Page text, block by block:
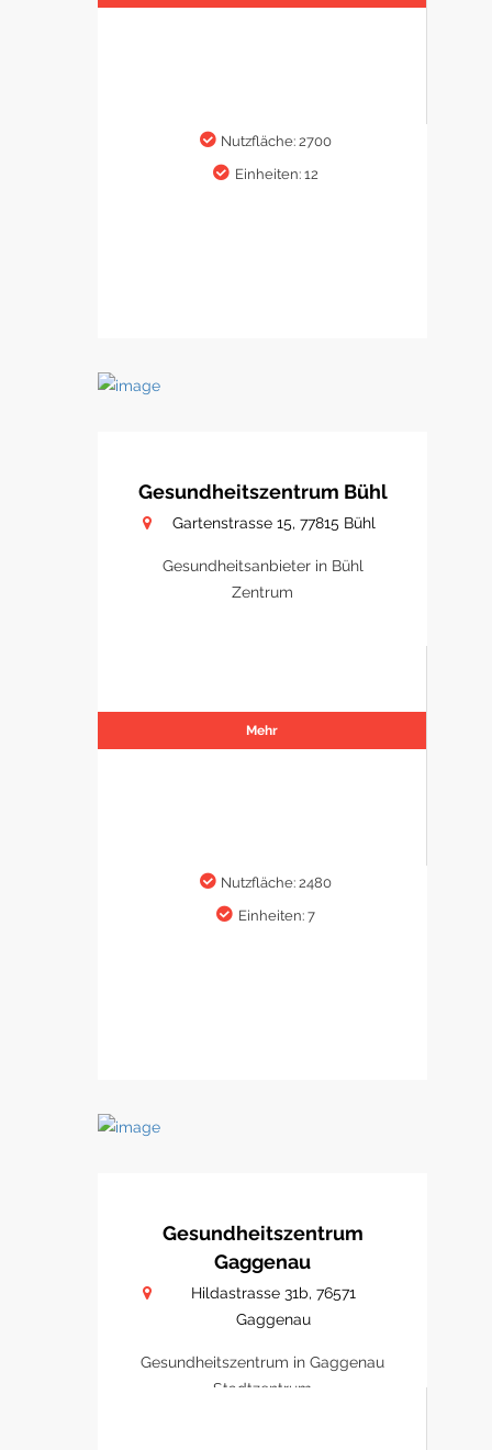
Nutzfläche: 2700
Einheiten: 12
Gesundheitszentrum Bühl
Gartenstrasse 15, 77815 Bühl
Gesundheitsanbieter in Bühl
Zentrum
Mehr
Nutzfläche: 2480
Einheiten: 7
Gesundheitszentrum
Gaggenau
Hildastrasse 31b, 76571
Gaggenau
Gesundheitszentrum in Gaggenau
Stadtzentrum